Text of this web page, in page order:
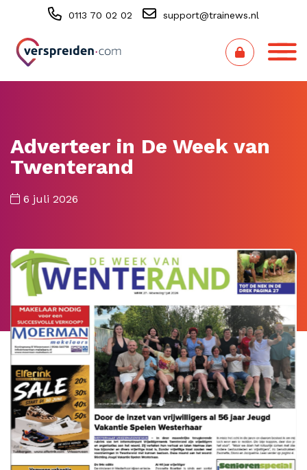
0113 70 02 02 support@trainews.nl
Adverteer in De Week van
Twenterand
6 juli 2026